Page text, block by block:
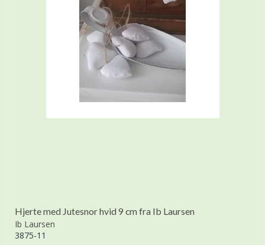
Hjerte med Jutesnor hvid 9 cm fra Ib Laursen
Ib Laursen
3875-11